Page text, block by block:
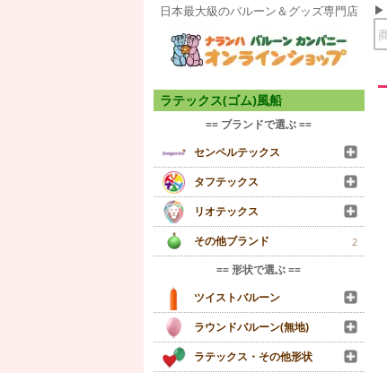
日本最大級のバルーン＆グッズ専門店
ラテックス(ゴム)風船
== ブランドで選ぶ ==
センペルテックス
タフテックス
リオテックス
その他ブランド
2
== 形状で選ぶ ==
ツイストバルーン
ラウンドバルーン(無地)
ラテックス・その他形状